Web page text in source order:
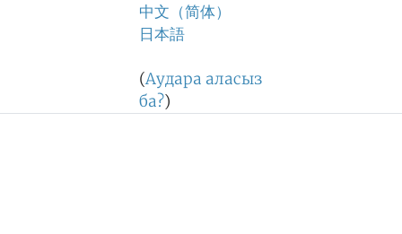
中文（简体）
日本語
(Аудара аласыз
ба?)